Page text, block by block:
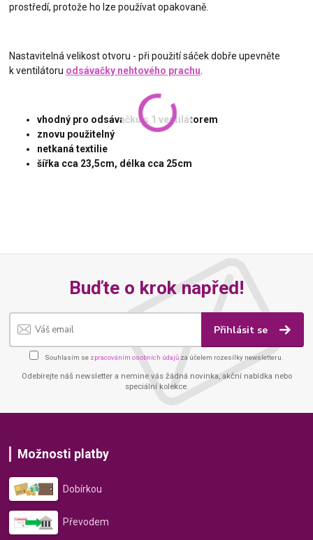
prostředí, protože ho lze používat opakovaně.
Nastavitelná velikost otvoru - při použití sáček dobře upevněte
k ventilátoru odsávačky nehtového prachu
vhodný pro odsávačku s 1 ventilátorem
znovu použitelný
netkaná textilie
šířka cca 23,5cm, délka cca 25cm
Buďte o krok napřed!
Přihlásit se
Souhlasím se zpracováním osobních údajů za účelem rozesílky newsletteru.
Odebírejte náš newsletter a nemine vás žádná novinka, akční nabídka nebo
speciální kolekce.
Možnosti platby
Dobírkou
Převodem